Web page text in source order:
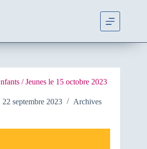
/ Jeunes le 15 octobre 2023
22 septembre 2023 Archives